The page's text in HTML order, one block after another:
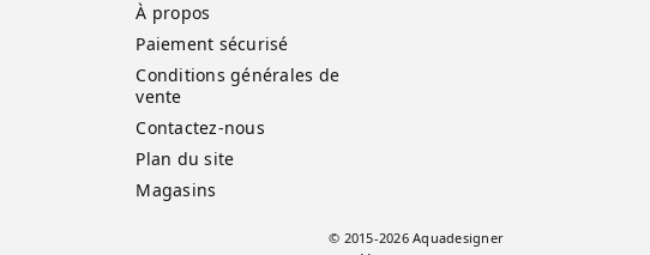
À propos
Paiement sécurisé
Conditions générales de
vente
Contactez-nous
Plan du site
Magasins
© 2015-2026 Aquadesigner